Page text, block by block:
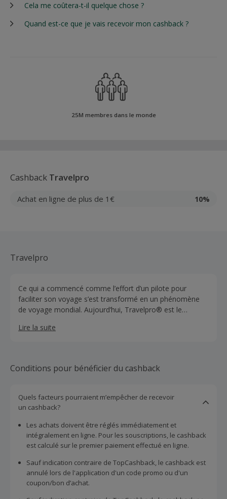
Cela me coûtera-t-il quelque chose ?
Quand est-ce que je vais recevoir mon cashback ?
25M membres dans le monde
Cashback Travelpro
Achat en ligne de plus de 1€ 10%
Travelpro
Ce qui a commencé comme l’effort d’un pilote pour
faciliter son voyage s’est transformé en un phénomène
de voyage mondial. Aujourd’hui, Travelpro® est le
fabriquer des bagages qui incarnent la fiabilité,
Lire la suite
Conditions pour bénéficier du cashback
Quels facteurs pourraient m’empêcher de recevoir
un cashback?
Les achats doivent être réglés immédiatement et
intégralement en ligne. Pour les souscriptions, le cashback
est calculé sur le premier paiement effectué en ligne.
Sauf indication contraire de TopCashback, le cashback est
annulé lors de l'application d'un code promo ou d'un
coupon/bon d’achat.